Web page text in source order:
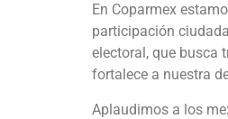
En Coparmex
participación
electoral, que busca
fortalece a nuestra
Aplaudimos a los